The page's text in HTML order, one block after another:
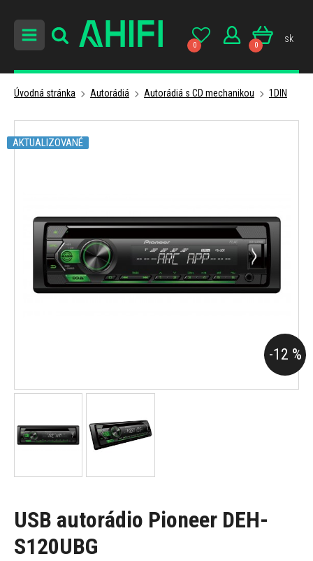
0 0
sk
Úvodná stránka Autorádiá Autorádiá s CD mechanikou 1DIN
USB autorádio Pioneer DEH-
S120UBG
-12 %
AKTUALIZOVANÉ